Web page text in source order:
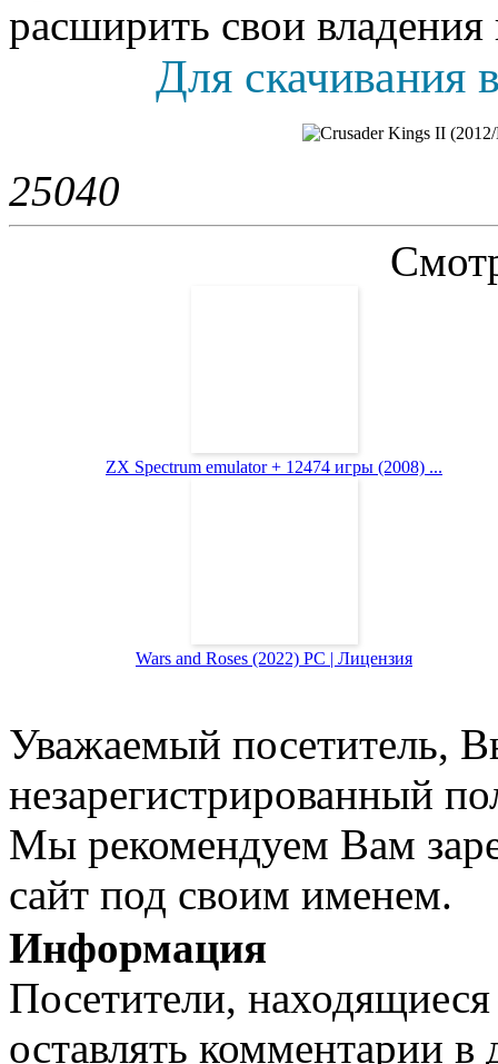
расширить свои
Для скачивания
25040
ZX Spectrum emulator + 12474 игры (2008) ...
Wars and Roses (2022) PC | Лицензия
Уважаемый посетитель,
незарегистрированный
Мы рекомендуем Вам
сайт под своим именем.
Информация
Посетители,
оставлять комментарии в